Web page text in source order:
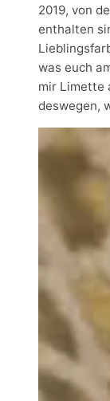
2019, von
enthalten
was euch
mir Limette
deswegen,